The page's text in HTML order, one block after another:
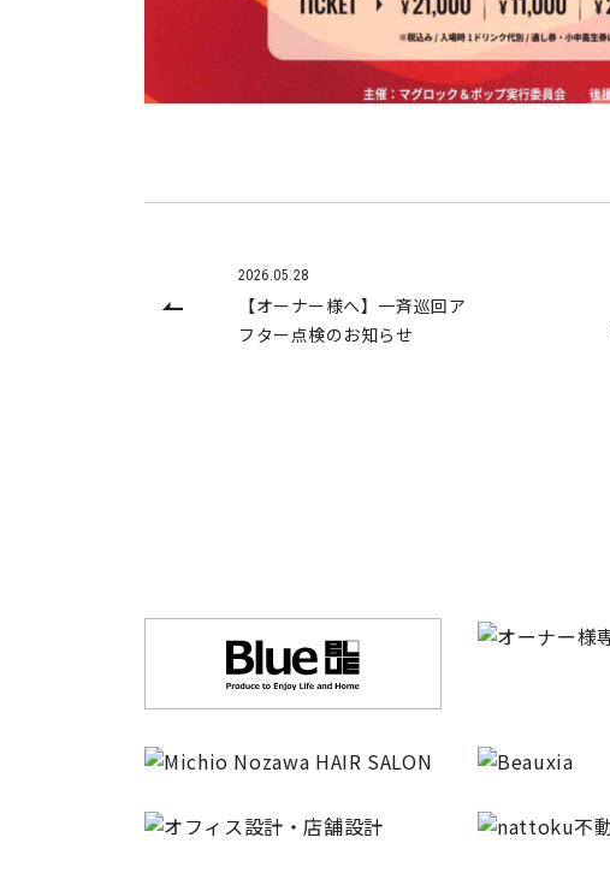
2026.05.28
【オーナー様へ】一斉巡回ア
フター点検のお知らせ